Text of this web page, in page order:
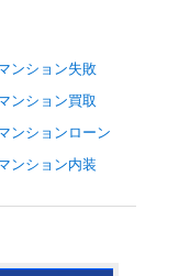
ンション失敗
ンション買取
ンションローン
ンション内装